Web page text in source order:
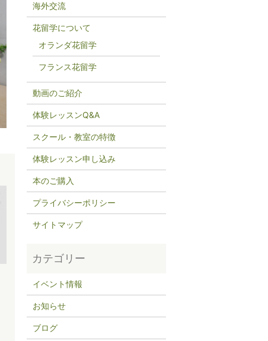
海外交流
花留学について
オランダ花留学
フランス花留学
動画のご紹介
体験レッスンQ&A
スクール・教室の特徴
体験レッスン申し込み
本のご購入
プライバシーポリシー
サイトマップ
イベント情報
お知らせ
ブログ